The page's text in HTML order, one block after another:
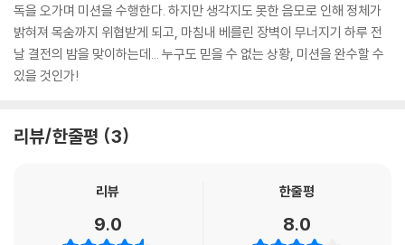
독을 오가며 미션을 수행한다. 하지만 생각지도 못한 음모로 인해 정체가
밝혀져 목숨까지 위협받게 되고, 마침내 베를린 장벽이 무너지기 하루 전
날 결전의 밤을 맞이하는데... 누구도 믿을 수 없는 상황, 미션을 완수할 수
있을 것인가!
리뷰/한줄평 3
리뷰
9.0
한줄평
8.0